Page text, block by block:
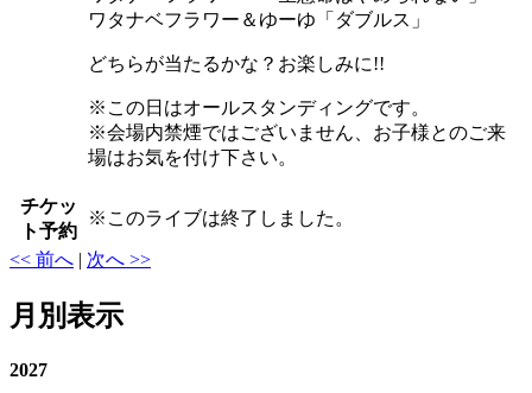
ワタナベフラワー＆ゆーゆ「ダブルス」
どちらが当たるかな？お楽しみに!!
※この日はオールスタンディングです。
※会場内禁煙ではございません、お子様とのご来
場はお気を付け下さい。
チケッ
ト予約
※ このライブは終了しました。
<< 前へ | 次へ >>
月別表示
2027